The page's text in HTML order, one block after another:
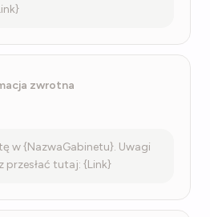
zwrotna
w {NazwaGabinetu}. Uwagi
przesłać tutaj: {Link}